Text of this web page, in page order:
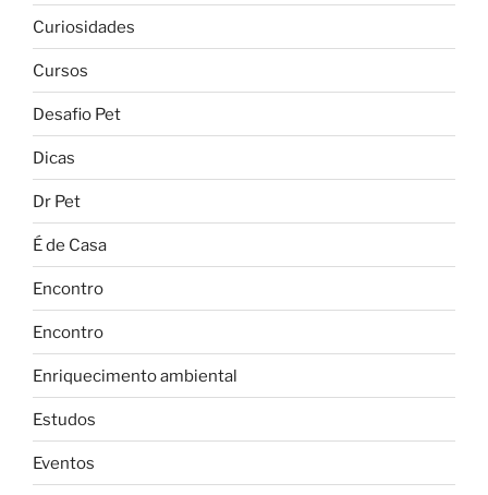
Curiosidades
Cursos
Desafio Pet
Dicas
Dr Pet
É de Casa
Encontro
Encontro
Enriquecimento ambiental
Estudos
Eventos